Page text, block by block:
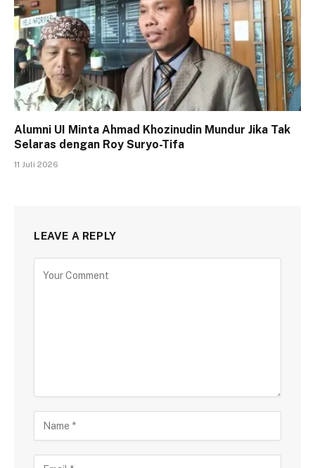
Alumni UI Minta Ahmad Khozinudin Mundur Jika Tak
Selaras dengan Roy Suryo-Tifa
11 Juli 2026
LEAVE A REPLY